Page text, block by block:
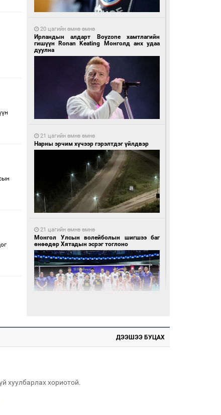
20 цагийн өмнө өмнө
Ирландын алдарт Boyzone хамтлагийн
гишүүн Ronan Keating Монголд анх удаа
дуулна
21 цагийн өмнө өмнө
Нарны эрчим хүчээр гэрэлтдэг үйлдвэр
21 цагийн өмнө өмнө
Монгол Улсын волейболын шигшээ баг
өнөөдөр Хятадын эсрэг тоглоно
21 цагийн өмнө өмнө
Өнөөдөр сондгой тоогоор төгссөн улсын
ДЭЭШЭЭ БУЦАХ
хуулбарлах хориотой.